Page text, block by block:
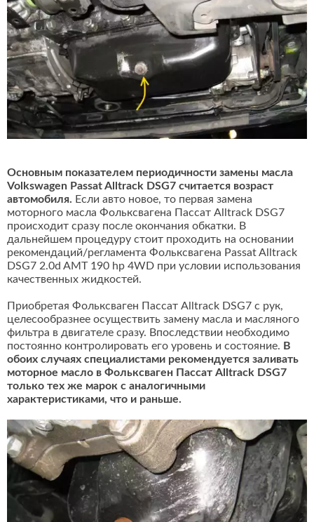
Основным показателем периодичности замены масла
Volkswagen Passat Alltrack DSG7 считается возраст
автомобиля. Если авто новое, то первая замена
моторного масла Фольксвагена Пассат Alltrack DSG7
происходит сразу после окончания обкатки. В
дальнейшем процедуру стоит проходить на основании
рекомендаций/регламента Фольксвагена Passat Alltrack
DSG7 2.0d AMT 190 hp 4WD при условии использования
качественных жидкостей.
Приобретая Фольксваген Пассат Alltrack DSG7 с рук,
целесообразнее осуществить замену масла и масляного
фильтра в двигателе сразу. Впоследствии необходимо
постоянно контролировать его уровень и состояние. В
обоих случаях специалистами рекомендуется заливать
моторное масло в Фольксваген Пассат Alltrack DSG7
только тех же марок с аналогичными
характеристиками, что и раньше.